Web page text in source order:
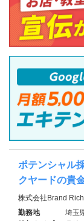
ポテンシャル
クヤードの貴
株式会社Brand Rich
勤務地
埼玉